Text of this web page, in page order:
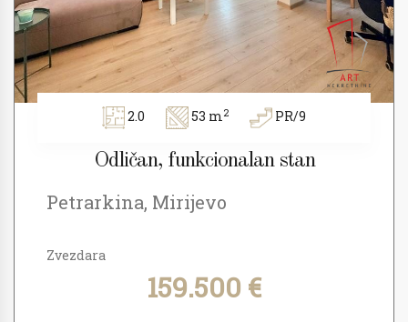
2.0 53 m2 PR/9
Odličan, funkcionalan stan
Petrarkina, Mirijevo
Zvezdara
159.500 €